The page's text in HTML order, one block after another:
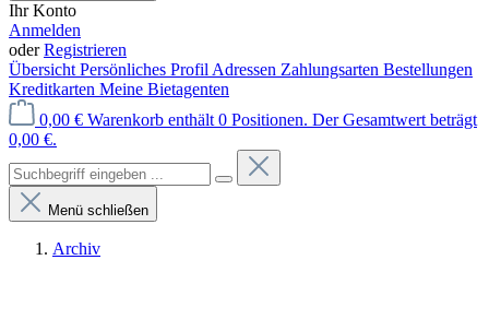
Ihr Konto
Anmelden
oderRegistrieren
Übersicht Persönliches Profil Adressen Zahlungsarten Bestellungen
Kreditkarten Meine Bietagenten
0,00 € Warenkorb enthält 0 Positionen. Der Gesamtwert beträgt
0,00 €.
Menü schließen
Archiv